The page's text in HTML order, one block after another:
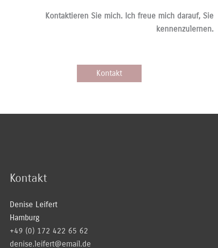
Kontaktieren Sie mich. Ich freue mich darauf, Sie
kennenzulernen.
Kontakt
Kontakt
Denise Leifert
Hamburg
+49 (0) 172 422 65 62
denise.leifert@email.de